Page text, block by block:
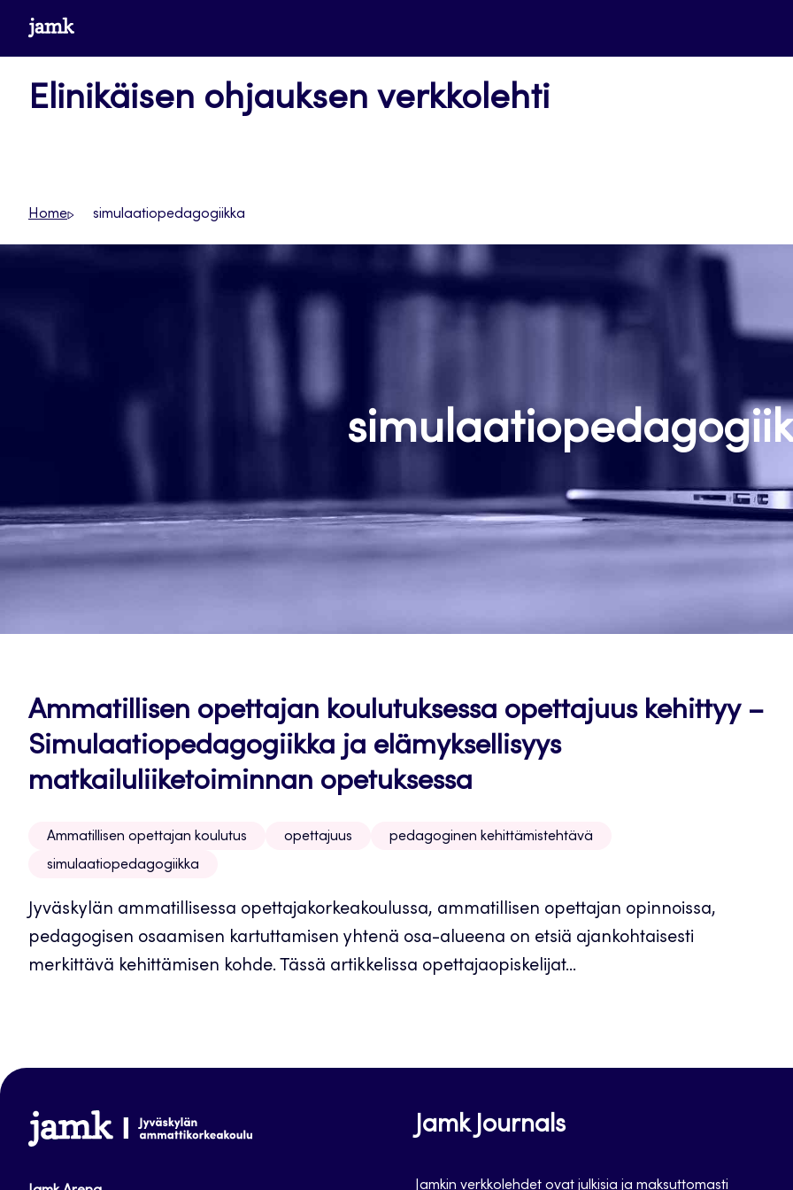
Siirrywww.jamk.fi
Elinikäisen ohjauksen verkkolehti
Home simulaatiopedagogiikka
Ammatillisen opettajan koulutuksessa opettajuus kehittyy –
Simulaatiopedagogiikka ja elämyksellisyys
matkailuliiketoiminnan opetuksessa
Ammatillisen opettajan koulutus opettajuus
pedagoginen kehittämistehtävä
simulaatiopedagogiikka
Jyväskylän ammatillisessa opettajakorkeakoulussa, ammatillisen opettajan opinnoissa,
pedagogisen osaamisen kartuttamisen yhtenä osa-alueena on etsiä ajankohtaisesti
merkittävä kehittämisen kohde. Tässä artikkelissa opettajaopiskelijat...
www.jamk.fi Jamk Journals
Jamkin verkkolehdet ovat julkisia ja maksuttomasti